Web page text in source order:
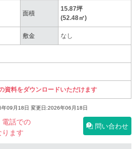
面積
15.87坪
(52.48㎡)
敷金 なし
資料をダウンロードいただけます
09月18日 変更日:2026年06月18日
電話での
ります
問い合わせ